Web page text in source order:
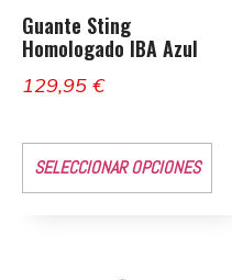
Guante Sting
Homologado IBA Azul
129,95 €
SELECCIONAR OPCIONES